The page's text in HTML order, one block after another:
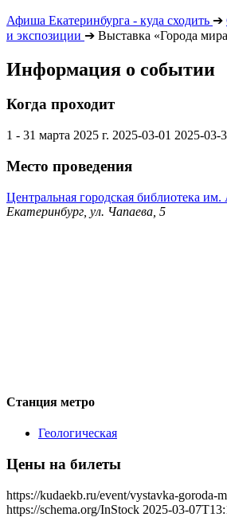
Афиша Екатеринбурга - куда сходить ➔
и экспозиции ➔ Выставка «Города
Информация о событии
Когда проходит
1 - 31 марта 2025 г. 2025-03-01 2025-03-
Место проведения
Центральная городская библиотека
Екатеринбург, ул. Чапаева, 5
Станция метро
Геологическая
Цены на билеты
https://kudaekb.ru/event/vystavka-goroda-
https://schema.org/InStock 2025-03-